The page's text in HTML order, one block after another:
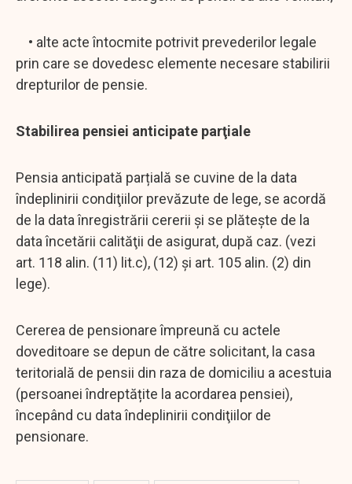
• alte acte întocmite potrivit prevederilor legale
prin care se dovedesc elemente necesare stabilirii
drepturilor de pensie.
Stabilirea pensiei anticipate parţiale
Pensia anticipată parțială se cuvine de la data
îndeplinirii condiţiilor prevăzute de lege, se acordă
de la data înregistrării cererii şi se plăteşte de la
data încetării calităţii de asigurat, după caz. (vezi
art. 118 alin. (11) lit.c), (12) și art. 105 alin. (2) din
lege).
Cererea de pensionare împreună cu actele
doveditoare se depun de către solicitant, la casa
teritorială de pensii din raza de domiciliu a acestuia
(persoanei îndreptățite la acordarea pensiei),
începând cu data îndeplinirii condiţiilor de
pensionare.